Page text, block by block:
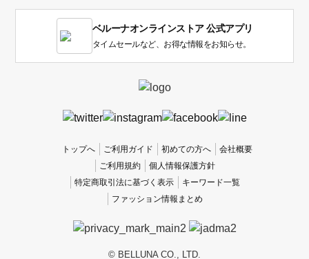
い
ベルーナオンラインストア 公式アプリ
タイムセールなど、お得な情報をお知らせ。
トップへ ご利用ガイド 初めての方へ
会社概要
ご利用規約
個人情報保護方針
特定商取引法に基づく表示
キーワード一覧
ファッション情報まとめ
© BELLUNA CO., LTD.